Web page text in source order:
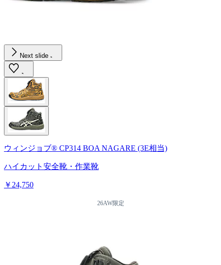
Next slide
ウィンジョブ® CP314 BOA NAGARE (3E相当)
ハイカット安全靴・作業靴
￥24,750
26AW限定